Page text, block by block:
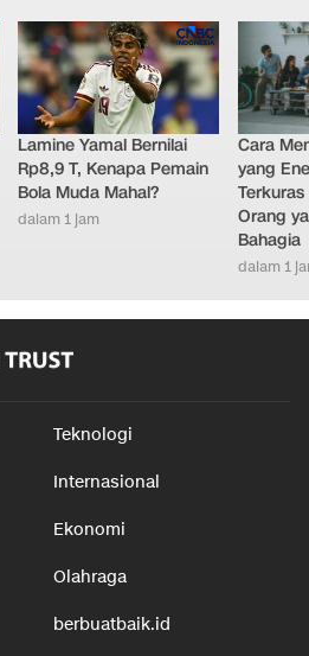
Lamine Yamal Bernilai
Rp8,9 T, Kenapa Pemain
Bola Muda Mahal?
dalam 1 jam
Cara
yang
Orang
Bahagia
dalam 1
Teknologi
Internasional
Ekonomi
Olahraga
berbuatbaik.id